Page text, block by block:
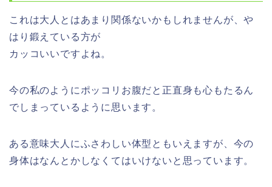
これは大人とはあまり関係ないかもしれませんが、や
はり鍛えている方が
カッコいいですよね。
今の私のようにポッコリお腹だと正直身も心もたるん
でしまっているように思います。
ある意味大人にふさわしい体型ともいえますが、今の
身体はなんとかしなくてはいけないと思っています。